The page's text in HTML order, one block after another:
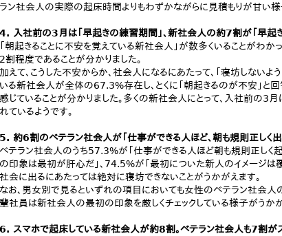
ラン社会人の実際の起床時間よりもわずかながらに見積もりが甘い様
4. 入社前の3月は「早起きの練習期間」、新社会人の約7割が「早起
「朝起きることに不安を覚えている新社会人」が数多くいることがわ
2割程度であることが分かりました。
加えて、こうした不安からか、社会人になるにあたって、「寝坊しない
いる新社会人が全体の67.3%存在し、とくに「朝起きるのが不安」と
感じていることが分かりました。多くの新社会人にとって、入社前の3
れているようです。
5. 約6割のベテラン社会人が「仕事ができる人ほど、朝も規則正しく出
ベテラン社会人のうち57.3%が「仕事ができる人ほど朝も規則正しく
の印象は最初が肝心だ」、74.5%が「最初についた新人のイメージは
社会に出るにあたっては絶対に寝坊できないことがうかがえます。
なお、男女別で見るといずれの項目においても女性のベテラン社会人
輩社員は新社会人の最初の印象を厳しくチェックしている様子がうかが
6. スマホで起床している新社会人が約8割。ベテラン社会人も7割が